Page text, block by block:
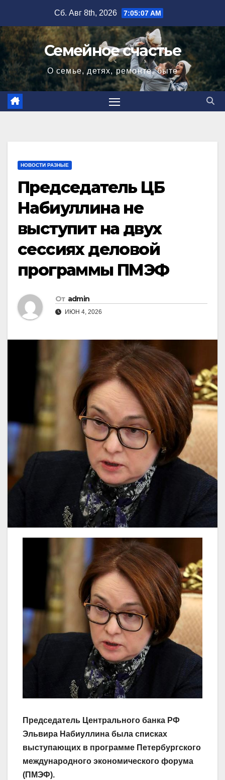
содержимому
Сб. Авг 8th, 2026 7:05:08 AM
Семейное счастье
О семье, детях, ремонте, быте
НОВОСТИ РАЗНЫЕ
Председатель ЦБ
Набиуллина не
выступит на двух
сессиях деловой
программы ПМЭФ
От admin
ИЮН 4, 2026
Председатель Центрального банка РФ
Эльвира Набиуллина была списках
выступающих в программе Петербургского
международного экономического форума
(ПМЭФ).